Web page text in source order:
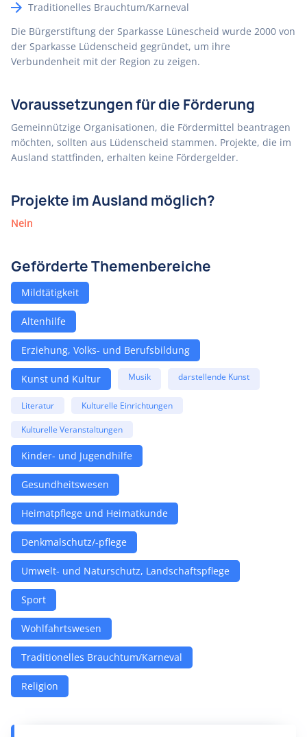
Traditionelles Brauchtum/Karneval
Die Bürgerstiftung der Sparkasse Lünescheid wurde 2000 von
der Sparkasse Lüdenscheid gegründet, um ihre
Verbundenheit mit der Region zu zeigen.
Voraussetzungen für die Förderung
Gemeinnützige Organisationen, die Fördermittel beantragen
möchten, sollten aus Lüdenscheid stammen. Projekte, die im
Ausland stattfinden, erhalten keine Fördergelder.
Projekte im Ausland möglich?
Nein
Geförderte Themenbereiche
Mildtätigkeit
Altenhilfe
Erziehung, Volks- und Berufsbildung
Kunst und Kultur Musik darstellende Kunst
Literatur Kulturelle Einrichtungen
Kulturelle Veranstaltungen
Kinder- und Jugendhilfe
Gesundheitswesen
Heimatpflege und Heimatkunde
Denkmalschutz/-pflege
Umwelt- und Naturschutz, Landschaftspflege
Sport
Wohlfahrtswesen
Traditionelles Brauchtum/Karneval
Religion